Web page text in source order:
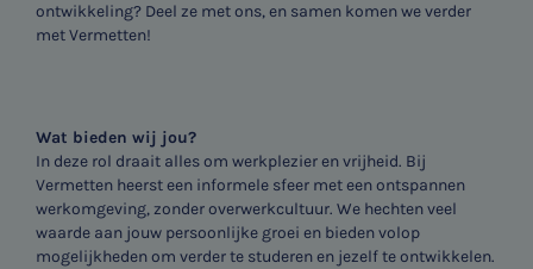
ontwikkeling? Deel ze met ons, en samen komen we verder
met Vermetten!
Wat bieden wij jou?
In deze rol draait alles om werkplezier en vrijheid. Bij
Vermetten heerst een informele sfeer met een ontspannen
werkomgeving, zonder overwerkcultuur. We hechten veel
waarde aan jouw persoonlijke groei en bieden volop
mogelijkheden om verder te studeren en jezelf te ontwikkelen.